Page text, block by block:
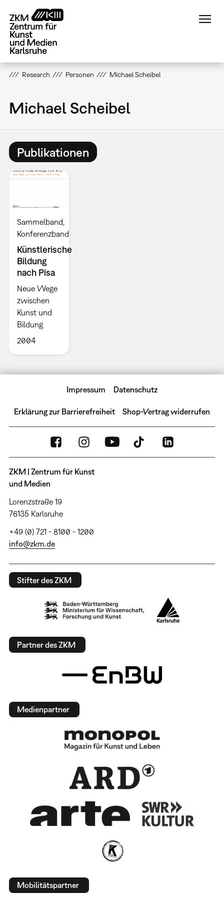
zum
Inhalt
Research Personen Michael Scheibel
Michael Scheibel
Publikationen
Sammelband
Konferenzband
Künstlerische
Bildung
nach Pisa
Neue Wege
zwischen
Kunst und
Bildung
2004
Impressum Datenschutz
Erklärung zur Barrierefreiheit Shop-Vertrag widerrufen
ZKM | Zentrum für Kunst
und Medien
Lorenzstraße 19
76135 Karlsruhe
+49 (0) 721 - 8100 - 1200
info@zkm.de
Stifter des ZKM
Partner des ZKM
Medienpartner
Mobilitätspartner